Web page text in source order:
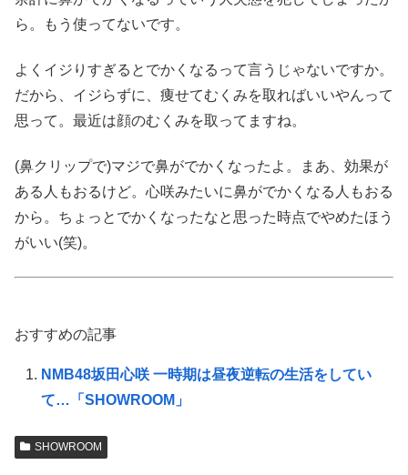
ら。もう使ってないです。
よくイジりすぎるとでかくなるって言うじゃないですか。
だから、イジらずに、痩せてむくみを取ればいいやんって
思って。最近は顔のむくみを取ってますね。
(鼻クリップで)マジで鼻がでかくなったよ。まあ、効果が
ある人もおるけど。心咲みたいに鼻がでかくなる人もおる
から。ちょっとでかくなったなと思った時点でやめたほう
がいい(笑)。
おすすめの記事
NMB48坂田心咲 一時期は昼夜逆転の生活をしてい
て…「SHOWROOM」
SHOWROOM